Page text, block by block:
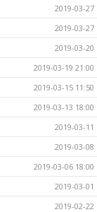
2019-03-27
2019-03-27
2019-03-20
2019-03-19 21:00
2019-03-15 11:50
2019-03-13 18:00
2019-03-11
2019-03-08
2019-03-06 18:00
2019-03-01
2019-02-22